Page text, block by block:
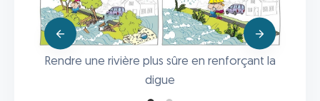
Rendre une rivière plus sûre en renforçant la
digue